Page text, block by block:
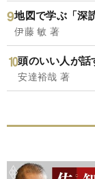
地図で学ぶ「深
伊藤 敏 著
頭のいい人が話
安達裕哉 著